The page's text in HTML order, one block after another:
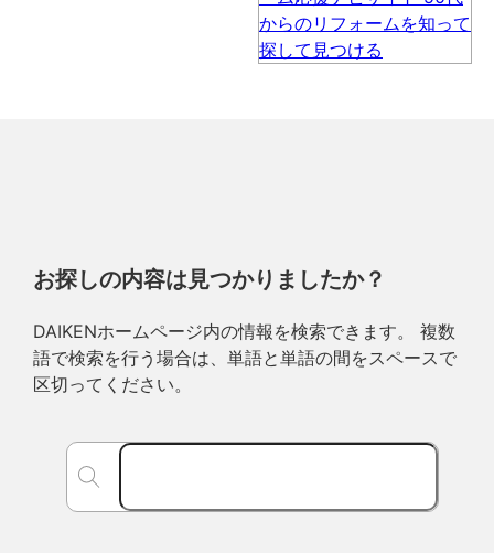
お探しの内容は見つかりましたか？
DAIKENホームページ内の情報を検索できます。 複数
語で検索を行う場合は、単語と単語の間をスペースで
区切ってください。